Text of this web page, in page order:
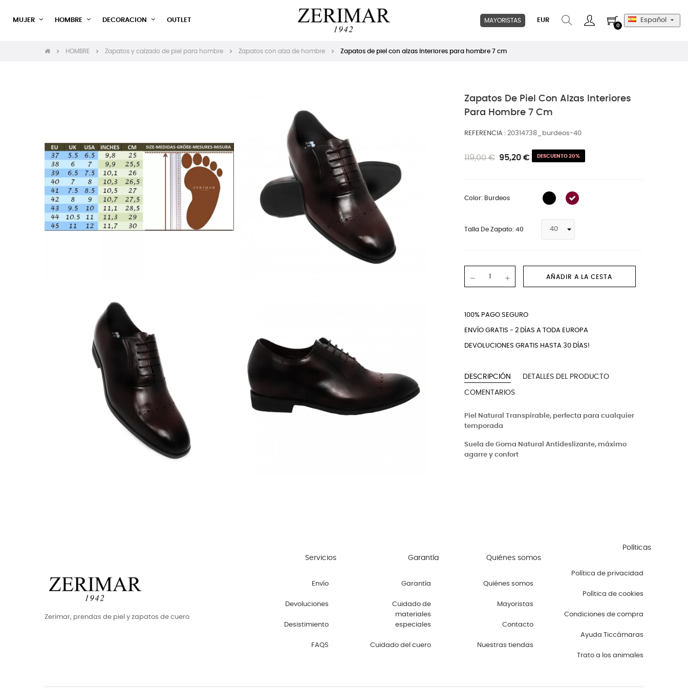
MUJER HOMBRE DECORACION OUTLET MAYORISTAS EUR
0
Español 
HOMBRE Zapatos y calzado de piel para hombre Zapatos con alza de hombre Zapatos de piel con alzas Interiores para hombre 7 cm
Zapatos De Piel Con Alzas Interiores
Para Hombre 7 Cm
REFERENCIA 20314738_burdeos-40
119,00 € 95,20 € DESCUENTO 20%
Color: Burdeos
Talla De Zapato: 40
AÑADIR A LA CESTA
100% PAGO SEGURO
ENVÍO GRATIS - 2 DÍAS A TODA EUROPA
DEVOLUCIONES GRATIS HASTA 30 DÍAS!
DESCRIPCIÓN DETALLES DEL PRODUCTO
COMENTARIOS
Piel Natural Transpirable, perfecta para cualquier
temporada
Suela de Goma Natural Antideslizante, máximo
agarre y confort
Zerimar, prendas de piel y zapatos de cuero
Servicios
Envío
Devoluciones
Desistimiento
FAQS
Garantía
Garantía
Cuidado de
materiales
especiales
Cuidado del cuero
Quiénes somos
Quiénes somos
Mayoristas
Contacto
Nuestras tiendas
Políticas
Política de privacidad
Política de cookies
Condiciones de compra
Ayuda Ticcámaras
Trato a los animales